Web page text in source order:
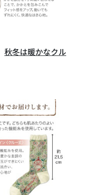
秋冬は暖かなクル